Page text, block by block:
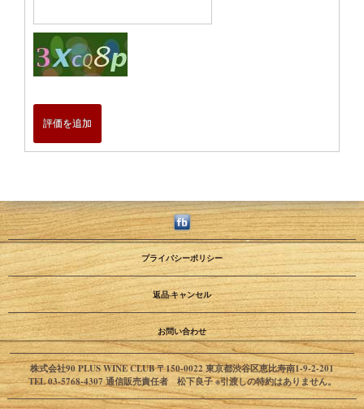
評価を追加
プライバシーポリシー
返品·キャンセル
お問い合わせ
株式会社90 PLUS WINE CLUB 〒150-0022 東京都渋谷区恵比寿南1-9-2-201
TEL 03-5768-4307 通信販売責任者 松下良子 ※引渡しの特約はありません。